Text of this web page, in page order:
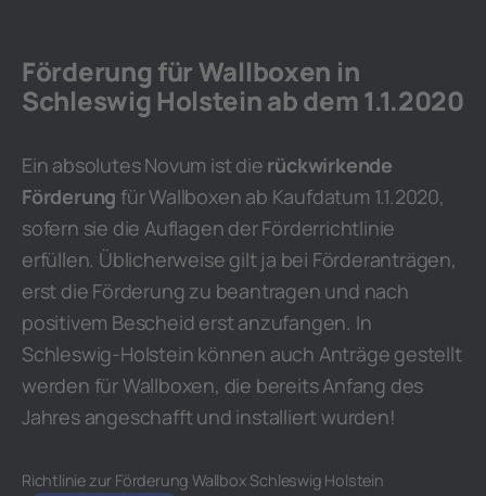
Förderung für Wallboxen in
Schleswig Holstein ab dem 1.1.2020
Ein absolutes Novum ist die rückwirkende
Förderung für Wallboxen ab Kaufdatum 1.1.2020,
sofern sie die Auflagen der Förderrichtlinie
erfüllen. Üblicherweise gilt ja bei Förderanträgen,
erst die Förderung zu beantragen und nach
positivem Bescheid erst anzufangen. In
Schleswig-Holstein können auch Anträge gestellt
werden für Wallboxen, die bereits Anfang des
Jahres angeschafft und installiert wurden!
Richtlinie zur Förderung Wallbox Schleswig Holstein